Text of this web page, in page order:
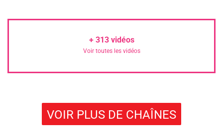
+ 313vidéos
Voir toutes les vidéos
VOIR PLUS DE CHAÎNES